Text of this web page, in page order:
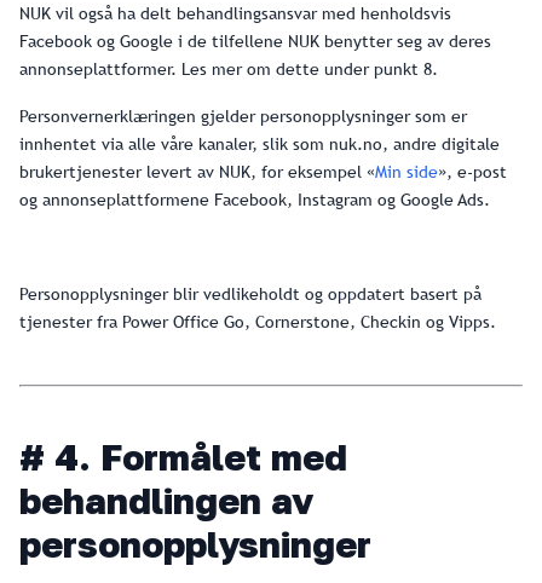
NUK vil også ha delt behandlingsansvar med henholdsvis
Facebook og Google i de tilfellene NUK benytter seg av deres
annonseplattformer. Les mer om dette under punkt 8.
Personvernerklæringen gjelder personopplysninger som er
innhentet via alle våre kanaler, slik som nuk.no, andre digitale
brukertjenester levert av NUK, for eksempel «Min side», e-post
og annonseplattformene Facebook, Instagram og Google Ads.
Personopplysninger blir vedlikeholdt og oppdatert basert på
tjenester fra Power Office Go, Cornerstone, Checkin og Vipps.
# 4. Formålet med
behandlingen av
personopplysninger